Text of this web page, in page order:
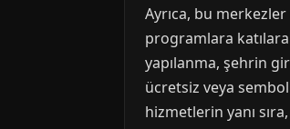
Ayrıca, bu
programlara
yapılanma, şehrin
ücretsiz veya
hizmetlerin yanı